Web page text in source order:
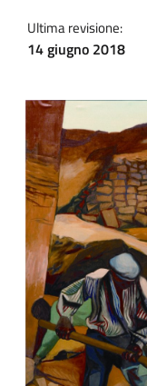
Ultima revisione:
14 giugno 2018